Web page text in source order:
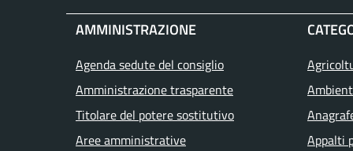
AMMINISTRAZIONE
Agenda sedute del consiglio
Amministrazione trasparente
Titolare del potere sostitutivo
Aree amministrative
Appalti